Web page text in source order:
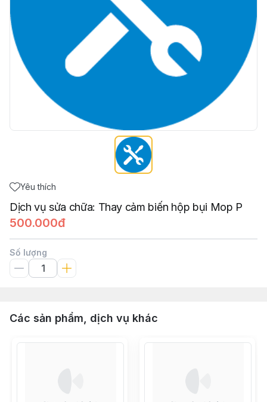
Yêu thích
Dịch vụ sửa chữa: Thay cảm biến hộp bụi Mop P
500.000đ
Số lượng
Các sản phẩm, dịch vụ khác